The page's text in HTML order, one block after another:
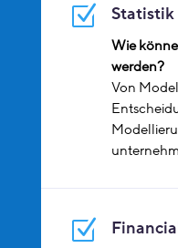
Z Statistik
Wie
werden?
Von
Z